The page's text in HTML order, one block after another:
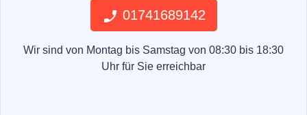
01741689142
Wir sind von Montag bis Samstag von 08:30 bis 18:30
Uhr für Sie erreichbar